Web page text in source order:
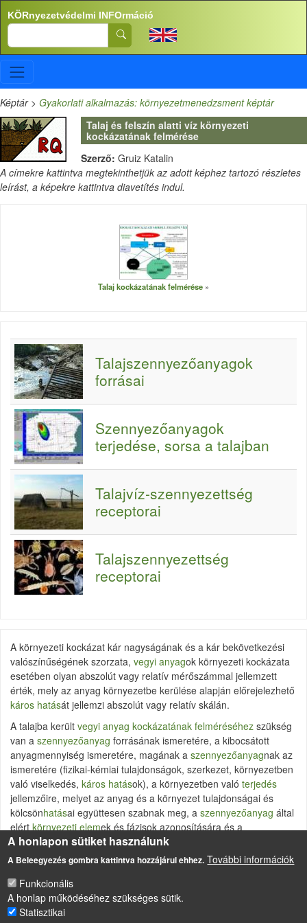
Ugrás a tartalomra
KÖRnyezetvédelmi INFOrmáció
Search
Képtár> Gyakorlati alkalmazás: környezetmenedzsment képtár
Talaj és felszín alatti víz környezeti
kockázatának felmérése
Szerző: Gruiz Katalin
A címekre kattintva megtekinthetjük az adott képhez tartozó részletes
leírást, a képekre kattintva diavetítés indul.
Talaj kockázatának felmérése
Talajszennyezőanyagok
forrásai
Szennyezőanyagok
terjedése, sorsa a talajban
Talajvíz-szennyezettség
receptorai
Talajszennyezettség
receptorai
A környezeti kockázat kár nagyságának és a kár bekövetkezési
valószínűségének szorzata, vegyi anyagok környezeti kockázata
esetében olyan abszolút vagy relatív mérőszámmal jellemzett
érték, mely az anyag környezetbe kerülése alapján előrejelezhető
káros hatását jellemzi abszolút vagy relatív skálán.
A talajba került vegyi anyag kockázatának felméréséhez szükség
van a szennyezőanyag forrásának ismeretére, a kibocsátott
anyagmennyiség ismeretére, magának a szennyezőanyagnak az
ismeretére (fizikai-kémiai tulajdonságok, szerkezet, környezetben
való viselkedés, káros hatások), a környezetben való terjedés
jellemzőire, melyet az anyag és a környezet tulajdonságai és
kölcsönhatásai együttesen szabnak meg, a szennyezőanyag által
elértkörnyezeti elemek és fázisok azonosítására és a
területhasználatból adódóreceptorok ismeretére.
Mindezt azintegrált kockázati modellsegítségével modellezhetjük.
LÁBLÉC
A honlapon sütiket használunk
A Beleegyezés gombra kattintva hozzájárul ehhez. További információk
Funkcionális
A honlap működéséhez szükséges sütik.
Statisztikai